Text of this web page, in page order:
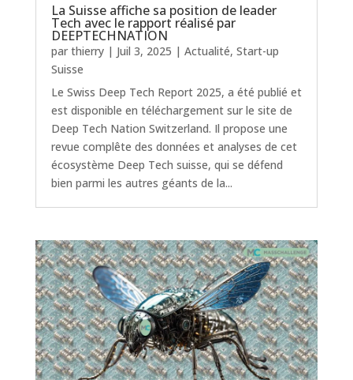
La Suisse affiche sa position de leader
Tech avec le rapport réalisé par
DEEPTECHNATION
par thierry| Juil 3, 2025 | Actualité, Start-up
Suisse
Le Swiss Deep Tech Report 2025, a été publié et
est disponible en téléchargement sur le site de
Deep Tech Nation Switzerland. Il propose une
revue complête des données et analyses de cet
écosystème Deep Tech suisse, qui se défend
bien parmi les autres géants de la...